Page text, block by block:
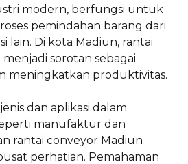
modern, berfungsi untuk
pemindahan barang dari
lain. Di kota Madiun, rantai
sorotan sebagai
meningkatkan produktivitas.
dan aplikasi dalam
manufaktur dan
rantai conveyor Madiun
perhatian. Pemahaman